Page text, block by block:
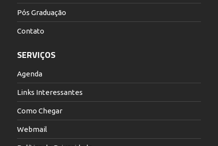
Pós Graduação
Contato
SERVIÇOS
Agenda
Links Interessantes
Como Chegar
Webmail